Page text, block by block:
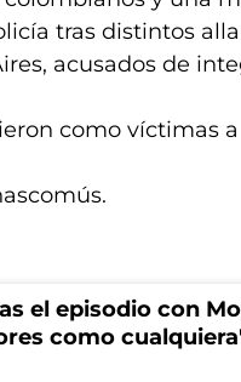
tras distintos
acusados de
como víctimas a
el episodio con
como